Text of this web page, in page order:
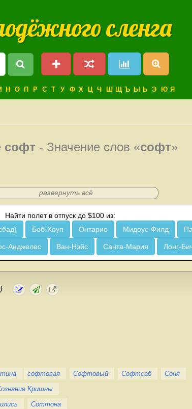
сленга
Н О П Р С Т У Ф Х Ц Ч Ш Щ Ъ Ы Ь Э Ю Я
софт - Значение слов «софт»
развернуть всё
Найти полет в отпуск до $100 из:
Боб-Хоуп Онтарио Мидоус-Филд
Анджелес Ван-Нэйс Санта-Мария Лонг-
софтовая Софтовый Софтсаб
Соня
Кришны
Соттона